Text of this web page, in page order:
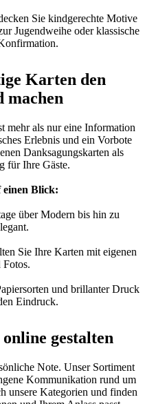
Sie kindgerechte Motive
Jugendweihe oder klassische
Karten den
machen
mehr als nur eine Information
Erlebnis und ein Vorbote
Danksagungskarten als
für Ihre Gäste.
Blick:
über Modern bis hin zu
Sie Ihre Karten mit eigenen
Fotos.
und brillanter Druck
Eindruck.
gestalten
Note. Unser Sortiment
Kommunikation rund um
unsere Kategorien und finden